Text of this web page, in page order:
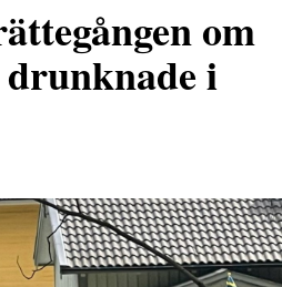
om
i